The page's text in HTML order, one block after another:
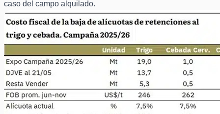
caso del campo alquilado.